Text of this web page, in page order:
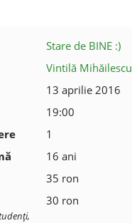
Stare de BINE :)
Vintilă Mihăilescu
13 aprilie 2016
19:00
1
16 ani
35 ron
30 ron